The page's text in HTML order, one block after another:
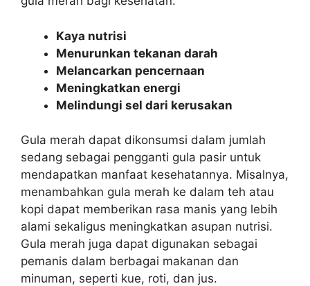
Kaya nutrisi
Menurunkan tekanan darah
Melancarkan pencernaan
Meningkatkan energi
Melindungi sel dari kerusakan
Gula merah dapat dikonsumsi dalam jumlah
sedang sebagai pengganti gula pasir untuk
mendapatkan manfaat kesehatannya. Misalnya,
menambahkan gula merah ke dalam teh atau
kopi dapat memberikan rasa manis yang lebih
alami sekaligus meningkatkan asupan nutrisi.
Gula merah juga dapat digunakan sebagai
pemanis dalam berbagai makanan dan
minuman, seperti kue, roti, dan jus.